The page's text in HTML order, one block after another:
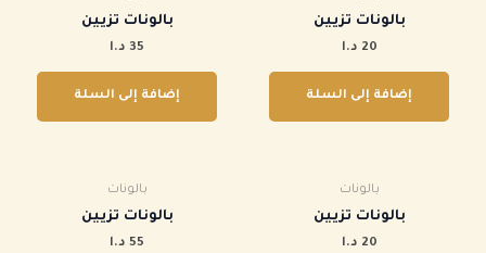
بالونات تزيين
20 د.ا
إضافة إلى السلة
بالونات تزيين
35 د.ا
إضافة إلى السلة
بالونات
بالونات تزيين
20 د.ا
بالونات
بالونات تزيين
55 د.ا